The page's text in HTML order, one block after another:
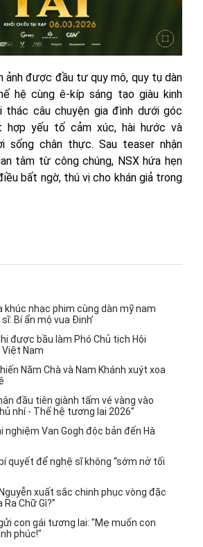
ảnh được đầu tư quy mô, quy tụ dàn
hệ cùng ê-kíp sáng tạo giàu kinh
thác câu chuyện gia đình dưới góc
hợp yếu tố cảm xúc, hài hước và
sống chân thực. Sau teaser nhận
tâm từ công chúng, NSX hứa hẹn
bất ngờ, thú vị cho khán giả trong
khúc nhạc phim cùng dàn mỹ nam
Bí ẩn mộ vua Đinh’
được bầu làm Phó Chủ tịch Hội
Việt Nam
Năm Chà và Nam Khánh xuýt xoa
đầu tiên giành tấm vé vàng vào
nhí - Thế hệ tương lai 2026”
nghiệm Van Gogh độc bản đến Hà
quyết để nghệ sĩ không “sớm nở tối
xuất sắc chinh phục vòng đặc
Chữ Gì?”
con gái tương lai: "Mẹ muốn con
phúc!"